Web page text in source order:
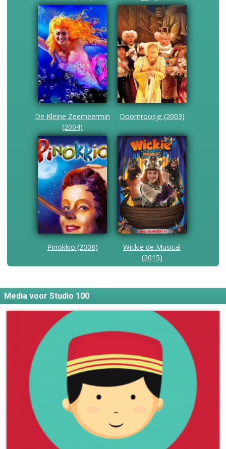
De Kleine Zeemeermin
(2004)
Doornroosje (2003)
Pinokkio (2008)
Wickie de Musical
(2015)
Media voor Studio 100